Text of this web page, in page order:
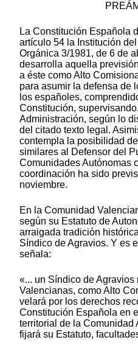
La Constitución Española
artículo 54 la Institución
Orgánica 3/1981, de 6 de
desarrolla aquella
a éste como Alto
para asumir la defensa de
los españoles,
Constitución,
Administración, según lo
del citado texto legal.
contempla la posibilidad
similares al Defensor del
Comunidades Autónomas
coordinación ha sido
noviembre.
En la Comunidad
según su Estatuto de
arraigada tradición
Síndico de Agravios. Y es
señala:
«... un Síndico de
Valencianas, como Alto
velará por los derechos
Constitución Española en
territorial de la Comunidad
fijará su Estatuto,